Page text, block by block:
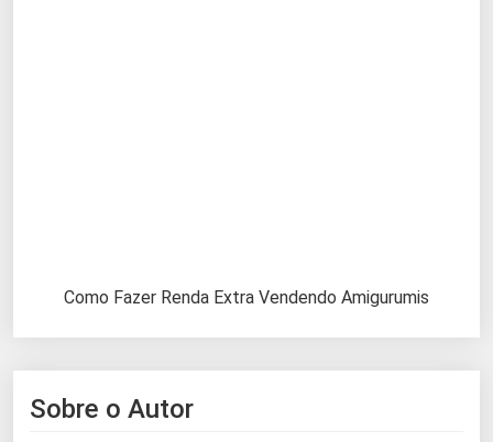
Como Fazer Renda Extra Vendendo Amigurumis
Sobre o Autor